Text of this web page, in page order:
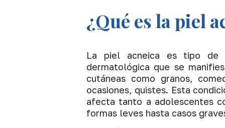
¿Qué es la piel
La piel acneica es tipo de
dermatológica que se
cutáneas como granos,
ocasiones, quistes. Esta
afecta tanto a adolescentes
formas leves hasta casos